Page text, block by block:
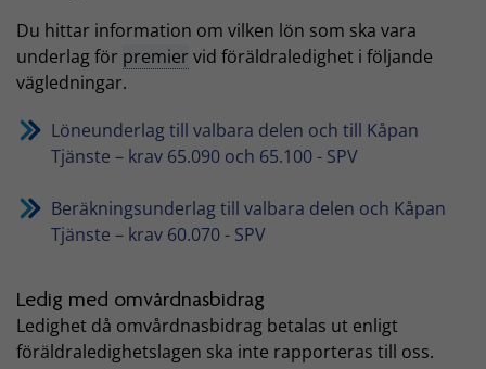
Du hittar information om vilken lön som ska vara
underlag för premier vid föräldraledighet i följande
vägledningar.
Löneunderlag till valbara delen och till Kåpan
Tjänste – krav 65.090 och 65.100 - SPV
Beräkningsunderlag till valbara delen och Kåpan
Tjänste – krav 60.070 - SPV
Ledig med omvårdnasbidrag
Ledighet då omvårdnasbidrag betalas ut enligt
föräldraledighetslagen ska inte rapporteras till oss.